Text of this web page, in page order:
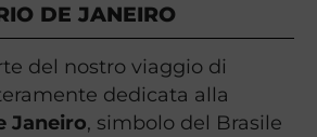
DE JANEIRO
del nostro viaggio di
dedicata alla
Janeiro, simbolo del Brasile